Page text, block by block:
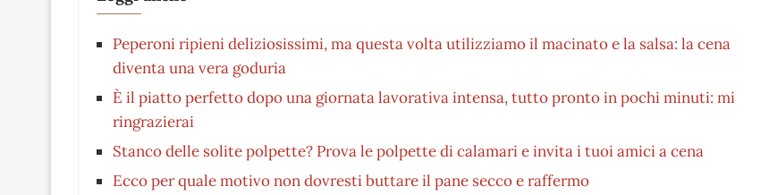
Peperoni ripieni deliziosissimi, ma questa volta utilizziamo il macinato e la salsa: la cena
diventa una vera goduria
È il piatto perfetto dopo una giornata lavorativa intensa, tutto pronto in pochi minuti: mi
ringrazierai
Stanco delle solite polpette? Prova le polpette di calamari e invita i tuoi amici a cena
Ecco per quale motivo non dovresti buttare il pane secco e raffermo